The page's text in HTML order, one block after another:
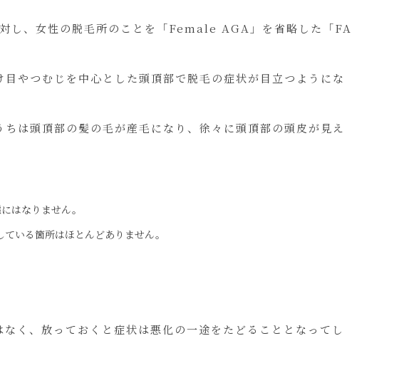
し、女性の脱毛所のことを「Female AGA」を省略した「FA
やつむじを中心とした頭頂部で脱毛の症状が目立つようにな
は頭頂部の髪の毛が産毛になり、徐々に頭頂部の頭皮が見え
はなりません。
いる箇所はほとんどありません。
く、放っておくと症状は悪化の一途をたどることとなってし